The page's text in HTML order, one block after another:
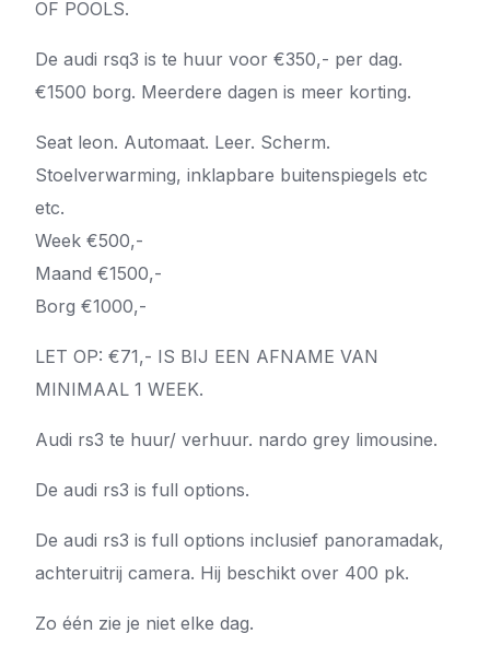
OF POOLS.
De audi rsq3 is te huur voor €350,- per dag.
€1500 borg. Meerdere dagen is meer korting.
Seat leon. Automaat. Leer. Scherm.
Stoelverwarming, inklapbare buitenspiegels etc
etc.
Week €500,-
Maand €1500,-
Borg €1000,-
LET OP: €71,- IS BIJ EEN AFNAME VAN
MINIMAAL 1 WEEK.
Audi rs3 te huur/ verhuur. nardo grey limousine.
De audi rs3 is full options.
De audi rs3 is full options inclusief panoramadak,
achteruitrij camera. Hij beschikt over 400 pk.
Zo één zie je niet elke dag.